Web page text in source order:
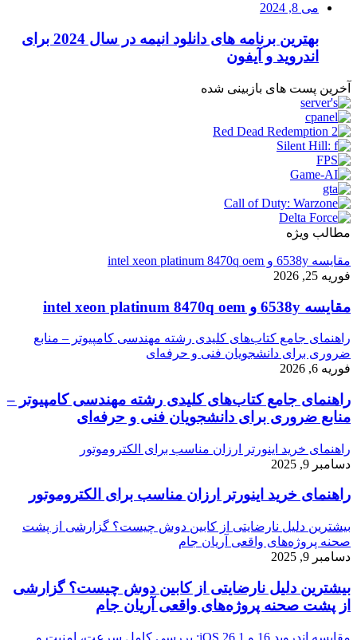
می 8, 2024
بهترین برنامه های دانلود انیمه در سال 2024 برای
اندروید و آیفون
آخرین پست های بازبینی شده
مطالب ویژه
مقایسه 6538y و intel xeon platinum 8470q oem
فوریه 25, 2026
مقایسه 6538y و intel xeon platinum 8470q oem
راهنمای جامع کتاب‌های کلیدی رشته مهندسی کامپیوتر – منابع
ضروری برای دانشجویان فنی و حرفه‌ای
فوریه 6, 2026
راهنمای جامع کتاب‌های کلیدی رشته مهندسی کامپیوتر –
منابع ضروری برای دانشجویان فنی و حرفه‌ای
راهنمای خرید اینورتر ارزان مناسب برای الکتروموتور
دسامبر 9, 2025
راهنمای خرید اینورتر ارزان مناسب برای الکتروموتور
بیشترین دلیل نارضایتی از کابین دوش چیست؟ گزارشی از پشت
صحنه پروژه‌های واقعی آریان جام
دسامبر 9, 2025
بیشترین دلیل نارضایتی از کابین دوش چیست؟ گزارشی
از پشت صحنه پروژه‌های واقعی آریان جام
مقایسه اندروید 16 و iOS 26.1: بررسی کامل سرعت، امنیت و